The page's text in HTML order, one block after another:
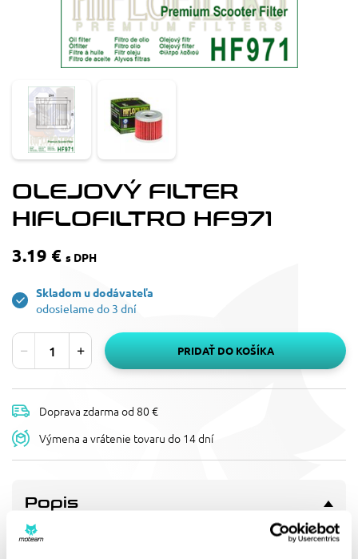
OLEJOVÝ FILTER
HIFLOFILTRO HF971
3.19 € s DPH
Skladom u dodávateľa
odosielame do 3 dní
PRIDAŤ DO KOŠÍKA
Doprava zdarma od 80 €
Výmena a vrátenie tovaru do 14 dní
Popis
OLEJOVÝ FILTER HIFLOFILTRO